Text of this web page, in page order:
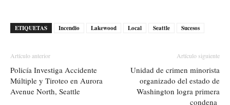
ETIQUETAS Incendio Lakewood Local Seattle Sucesos
Artículo anterior
Policía Investiga Accidente
Múltiple y Tiroteo en Aurora
Avenue North, Seattle
Artículo siguiente
Unidad de crimen minorista
organizado del estado de
Washington logra primera
condena